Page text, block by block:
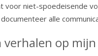
voor niet-spoedeisende
alle
op